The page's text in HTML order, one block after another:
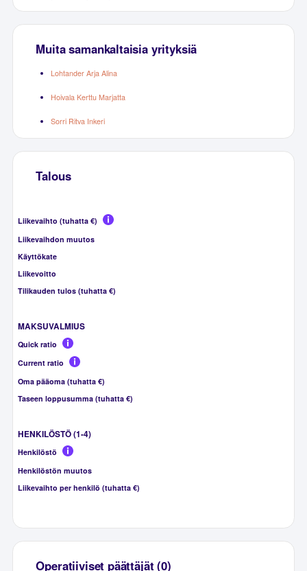
Muita samankaltaisia yrityksiä
Lohtander Arja Alina
Hoivala Kerttu Marjatta
Sorri Ritva Inkeri
Talous
Liikevaihto (tuhatta €)
Liikevaihdon muutos
Käyttökate
Liikevoitto
Tilikauden tulos (tuhatta €)
MAKSUVALMIUS
Quick ratio
Current ratio
Oma pääoma (tuhatta €)
Taseen loppusumma (tuhatta €)
HENKILÖSTÖ (1-4)
Henkilöstö
Henkilöstön muutos
Liikevaihto per henkilö (tuhatta €)
Operatiiviset päättäjät (0)